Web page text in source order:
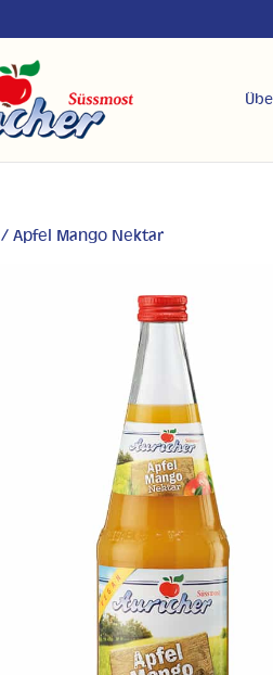
/ Apfel Mango Nektar